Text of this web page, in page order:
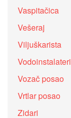
Vaspitačica
Vešeraj
Viljuškarista
Vodoinstalateri
Vozač posao
Vrtlar posao
Zidari